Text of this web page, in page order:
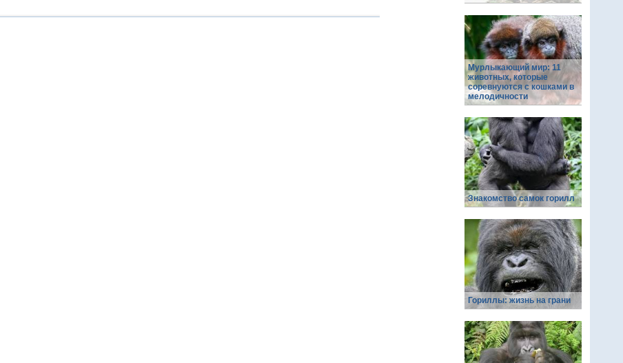
Мурлыкающий мир: 11
животных, которые
соревнуются с кошками в
мелодичности
Знакомство самок горилл
Гориллы: жизнь на грани